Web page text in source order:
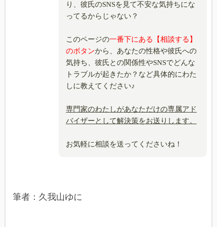
り、彼氏のSNSを見て不安な気持ちにな
ってるからじゃない？
このページの一番下にある【相談する】
のボタンから、あなたの性格や彼氏への
気持ち、彼氏との関係性やSNSでどんな
トラブルが起きたか？など具体的にわた
しに教えてください♪
専門家のわたしがあなただけの専属アド
バイザーとして解決策をお送りします。
お気軽に相談を送ってくださいね！
筆者：久我山ゆに